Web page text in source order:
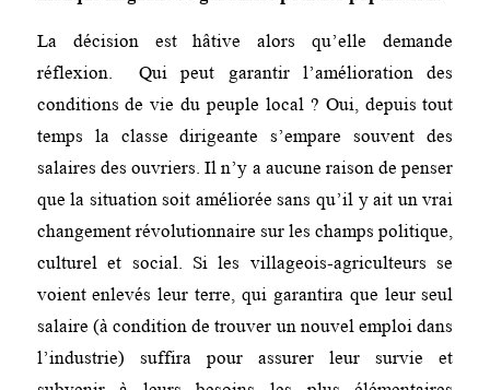
La décision est hâtive alors qu’elle demande
réflexion. Qui peut garantir l’amélioration des
conditions de vie du peuple local ? Oui, depuis tout
temps la classe dirigeante s’empare souvent des
salaires des ouvriers. Il n’y a aucune raison de penser
que la situation soit améliorée sans qu’il y ait un vrai
changement révolutionnaire sur les champs politique,
culturel et social. Si les villageois-agriculteurs se
voient enlevés leur terre, qui garantira que leur seul
salaire (à condition de trouver un nouvel emploi dans
l’industrie) suffira pour assurer leur survie et